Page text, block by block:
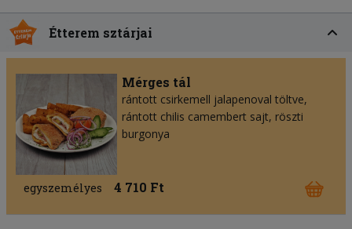
Étterem sztárjai
Mérges tál
rántott csirkemell jalapenoval töltve,
rántott chilis camembert sajt, röszti
burgonya
egyszemélyes 4 710 Ft